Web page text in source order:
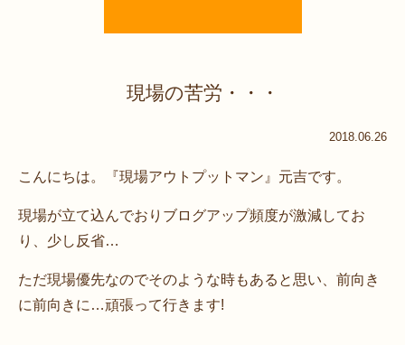
現場の苦労・・・
2018.06.26
こんにちは。『現場アウトプットマン』元吉です。
現場が立て込んでおりブログアップ頻度が激減してお
り、少し反省…
ただ現場優先なのでそのような時もあると思い、前向き
に前向きに…頑張って行きます!